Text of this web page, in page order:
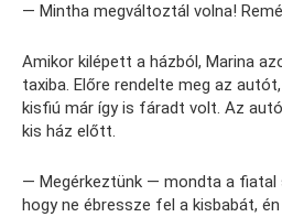
— Mintha megváltoztál volna!
Amikor kilépett a házból, Marina
taxiba. Előre rendelte meg az
kisfiú már így is fáradt volt. Az
kis ház előtt.
— Megérkeztünk — mondta a fiatal
hogy ne ébressze fel a kisbabát,